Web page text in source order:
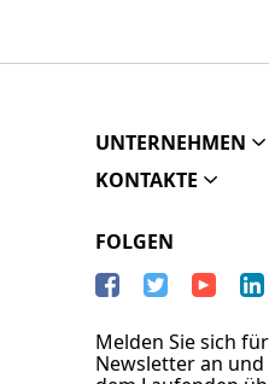
UNTERNEHMEN
KONTAKTE
FOLGEN
Melden Sie sich
Newsletter an